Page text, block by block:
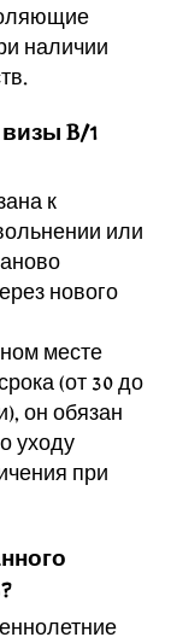
наличии
B/1
к
или
нового
месте
(от 30 до
он обязан
уходу
при